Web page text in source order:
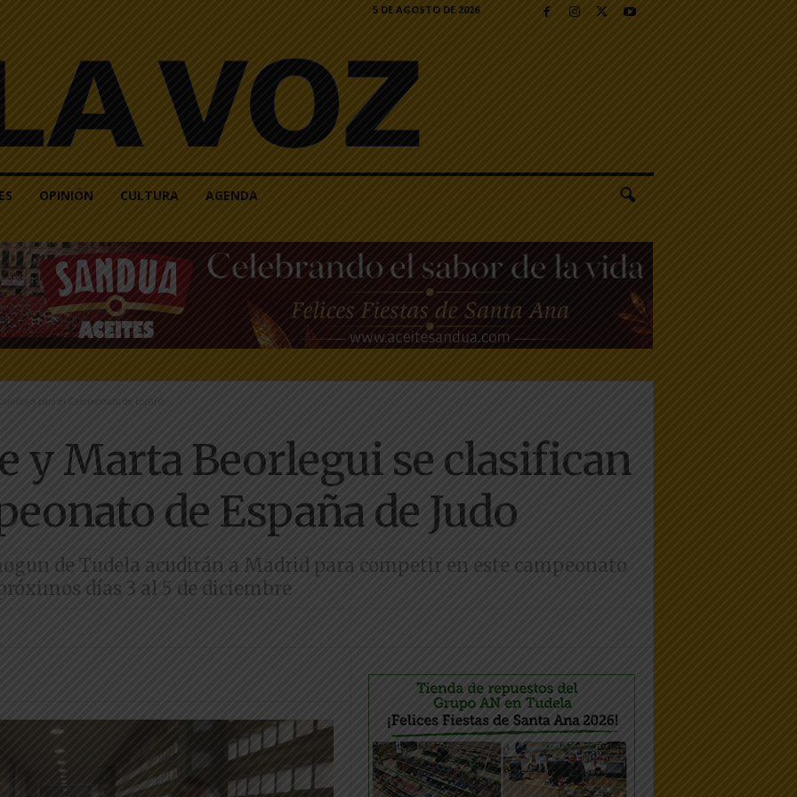
5 DE AGOSTO DE 2026
OPINIÓN CULTURA AGENDA
para el Campeonato de España...
y Marta Beorlegui se clasifican
de España de Judo
de Tudela acudirán a Madrid para competir en este campeonato
días 3 al 5 de diciembre